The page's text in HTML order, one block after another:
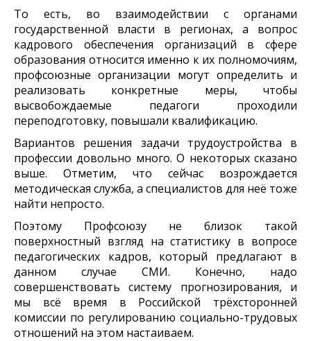
То есть, во взаимодействии с органами
государственной власти в регионах, а вопрос
кадрового обеспечения организаций в сфере
образования относится именно к их полномочиям,
профсоюзные организации могут определить и
реализовать конкретные меры, чтобы
высвобождаемые педагоги проходили
переподготовку, повышали квалификацию.
Вариантов решения задачи трудоустройства в
профессии довольно много. О некоторых сказано
выше. Отметим, что сейчас возрождается
методическая служба, а специалистов для неё тоже
найти непросто.
Поэтому Профсоюзу не близок такой
поверхностный взгляд на статистику в вопросе
педагогических кадров, который предлагают в
данном случае СМИ. Конечно, надо
совершенствовать систему прогнозирования, и
мы всё время в Российской трёхсторонней
комиссии по регулированию социально-трудовых
отношений на этом настаиваем.